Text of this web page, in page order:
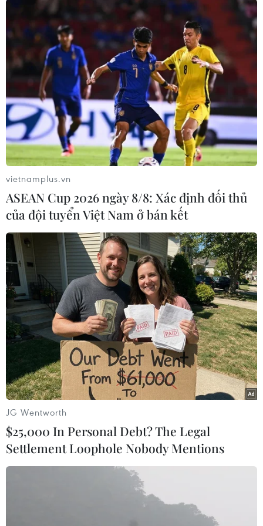
nhà cung cấp lớn nhất./.
(TTXVN/Vietnam+)
#Nguồn cung năng lượng
#Chuỗi cung ứng
#Nhập khẩu dầu mỏ
#Chiến dịch quân sự đặc biệt
#Giá khí đốt
#Gazprom Hungary Nga
Theo dõi VietnamPlus
TIN LIÊN QUAN
vietnamplus.vn
ASEAN Cup 2026 ngày 8/8: Xác định đối thủ
của đội tuyển Việt Nam ở bán kết
JG Wentworth
$25,000 In Personal Debt? The Legal
Settlement Loophole Nobody Mentions